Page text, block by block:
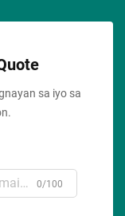
sa iyo sa
0/100